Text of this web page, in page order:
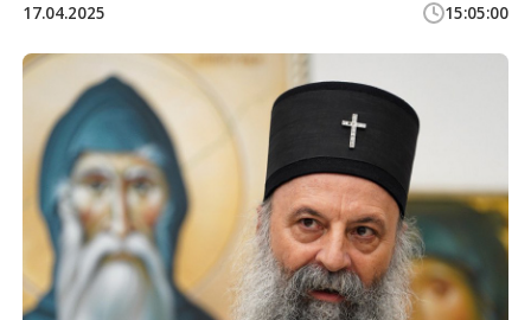
17.04.2025 15:05:00